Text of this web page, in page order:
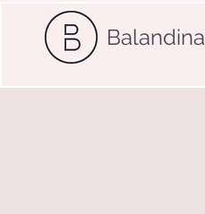
Balandina